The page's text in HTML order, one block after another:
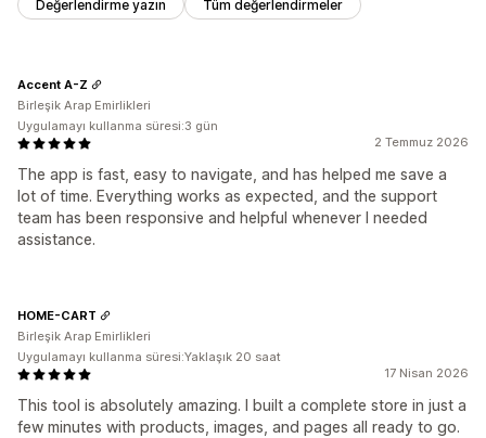
Değerlendirme yazın Tüm değerlendirmeler
2 Temmuz 2026
The app is fast, easy to navigate, and has helped me save a
lot of time. Everything works as expected, and the support
team has been responsive and helpful whenever I needed
assistance.
Accent A-Z
Birleşik Arap Emirlikleri
Uygulamayı kullanma süresi:3 gün
17 Nisan 2026
This tool is absolutely amazing. I built a complete store in just a
few minutes with products, images, and pages all ready to go.
HOME-CART
Birleşik Arap Emirlikleri
Uygulamayı kullanma süresi:Yaklaşık 20 saat